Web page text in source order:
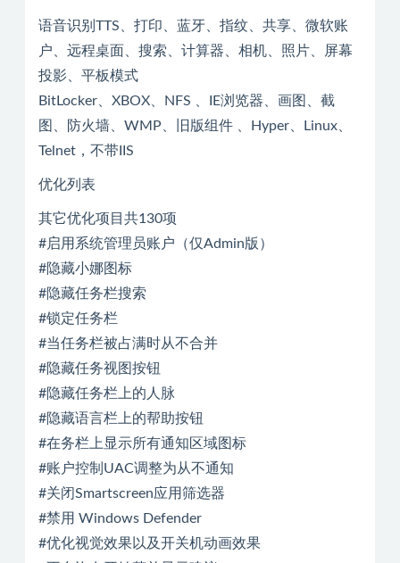
语音识别TTS、打印、蓝牙、指纹、共享、微软账
户、远程桌面、搜索、计算器、相机、照片、屏幕
投影、平板模式
BitLocker、XBOX、NFS 、IE浏览器、画图、截
图、防火墙、WMP、旧版组件 、Hyper、Linux、
Telnet，不带IIS
优化列表
其它优化项目共130项
#启用系统管理员账户（仅Admin版）
#隐藏小娜图标
#隐藏任务栏搜索
#锁定任务栏
#当任务栏被占满时从不合并
#隐藏任务视图按钮
#隐藏任务栏上的人脉
#隐藏语言栏上的帮助按钮
#在务栏上显示所有通知区域图标
#账户控制UAC调整为从不通知
#关闭Smartscreen应用筛选器
#禁用 Windows Defender
#优化视觉效果以及开关机动画效果